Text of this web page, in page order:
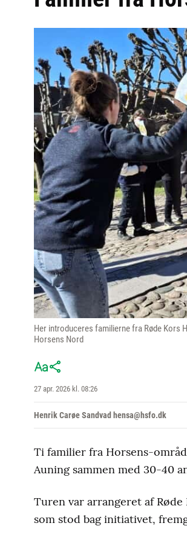
Her introduceres familierne fra Røde Kors
Horsens Nord
27 apr. 2026 kl. 08:26
Henrik Carøe Sandvad hensa@hsfo.dk
Ti familier fra Horsens-
Auning sammen med 30-40
Turen var arrangeret af
som stod bag initiativet,